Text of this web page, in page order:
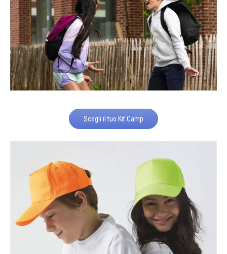
Scegli il tuo Kit Camp